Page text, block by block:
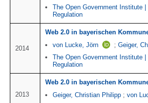
The Open Government Institute |
Regulation
2014
Web 2.0 in bayerischen
von Lucke, Jörn
; Geiger,
The Open Government Institute |
Regulation
2013
Web 2.0 in bayerischen
Geiger, Christian Philipp ; von